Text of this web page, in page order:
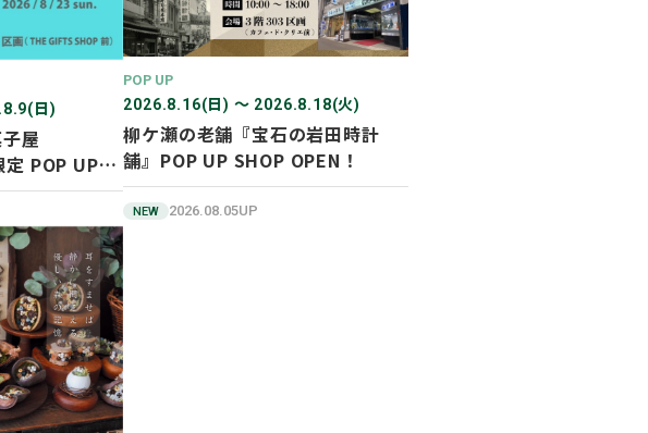
日)
屋
POP UP
POP UP
2026.8.16(日) 〜 2026.8.18(火)
柳ケ瀬の老舗『宝石の岩田時計
舗』POP UP SHOP OPEN！
NEW 2026.08.05UP